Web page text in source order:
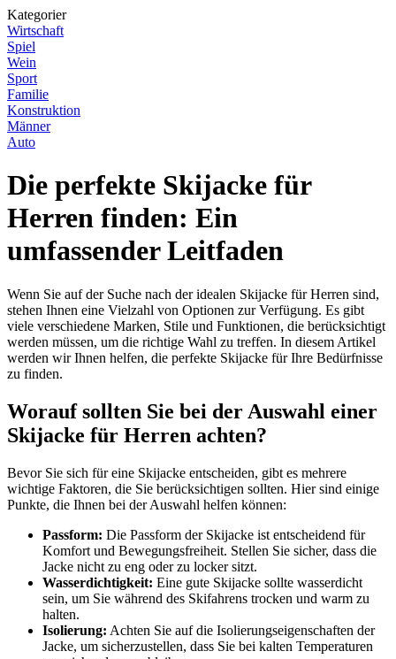
Kategorier
Wirtschaft
Spiel
Wein
Sport
Familie
Konstruktion
Männer
Auto
Die perfekte Skijacke für
Herren finden: Ein
umfassender Leitfaden
Wenn Sie auf der Suche nach der idealen Skijacke für Herren sind,
stehen Ihnen eine Vielzahl von Optionen zur Verfügung. Es gibt
viele verschiedene Marken, Stile und Funktionen, die berücksichtigt
werden müssen, um die richtige Wahl zu treffen. In diesem Artikel
werden wir Ihnen helfen, die perfekte Skijacke für Ihre Bedürfnisse
zu finden.
Worauf sollten Sie bei der Auswahl einer
Skijacke für Herren achten?
Bevor Sie sich für eine Skijacke entscheiden, gibt es mehrere
wichtige Faktoren, die Sie berücksichtigen sollten. Hier sind einige
Punkte, die Ihnen bei der Auswahl helfen können:
Passform: Die Passform der Skijacke ist entscheidend für
Komfort und Bewegungsfreiheit. Stellen Sie sicher, dass die
Jacke nicht zu eng oder zu locker sitzt.
Wasserdichtigkeit: Eine gute Skijacke sollte wasserdicht
sein, um Sie während des Skifahrens trocken und warm zu
halten.
Isolierung: Achten Sie auf die Isolierungseigenschaften der
Jacke, um sicherzustellen, dass Sie bei kalten Temperaturen